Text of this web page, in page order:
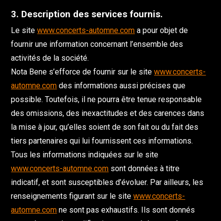
3. Description des services fournis.
Le sitewww.concerts-automne.com a pour objet de
fournir une information concernant l’ensemble des
activités de la société.
Nota Bene s’efforce de fournir sur le sitewww.concerts-
automne.com des informations aussi précises que
possible. Toutefois, il ne pourra être tenue responsable
des omissions, des inexactitudes et des carences dans
la mise à jour, qu’elles soient de son fait ou du fait des
tiers partenaires qui lui fournissent ces informations.
Tous les informations indiquées sur le site
www.concerts-automne.com sont données à titre
indicatif, et sont susceptibles d’évoluer. Par ailleurs, les
renseignements figurant sur le sitewww.concerts-
automne.com ne sont pas exhaustifs. Ils sont donnés